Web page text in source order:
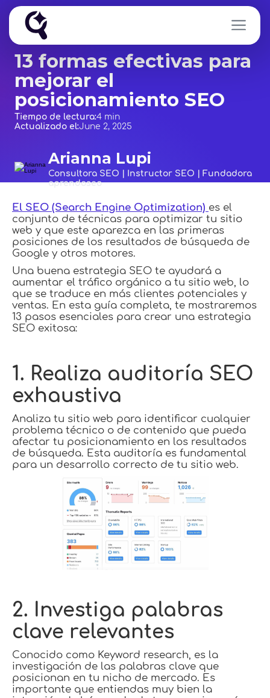
13 formas efectivas para
mejorar el
posicionamiento SEO
Tiempo de lectura:4 min
Actualizado el:June 2, 2025
Arianna Lupi
Consultora SEO | Instructor SEO | Fundadora
aprendoseo
El SEO (Search Engine Optimization) es el
conjunto de técnicas para optimizar tu sitio
web y que este aparezca en las primeras
posiciones de los resultados de búsqueda de
Google y otros motores.
Una buena estrategia SEO te ayudará a
aumentar el tráfico orgánico a tu sitio web, lo
que se traduce en más clientes potenciales y
ventas. En esta guía completa, te mostraremos
13 pasos esenciales para crear una estrategia
SEO exitosa:
1. Realiza auditoría SEO
exhaustiva
Analiza tu sitio web para identificar cualquier
problema técnico o de contenido que pueda
afectar tu posicionamiento en los resultados
de búsqueda. Esta auditoría es fundamental
para un desarrollo correcto de tu sitio web.
2. Investiga palabras
clave relevantes
Conocido como Keyword research, es la
investigación de las palabras clave que
posicionan en tu nicho de mercado. Es
importante que entiendas muy bien la